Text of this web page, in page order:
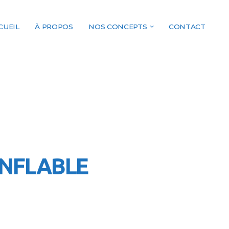
À PROPOS NOS CONCEPTS CONTACT